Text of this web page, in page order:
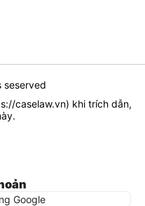
seserved
caselaw.vn) khi trích dẫn,
Google